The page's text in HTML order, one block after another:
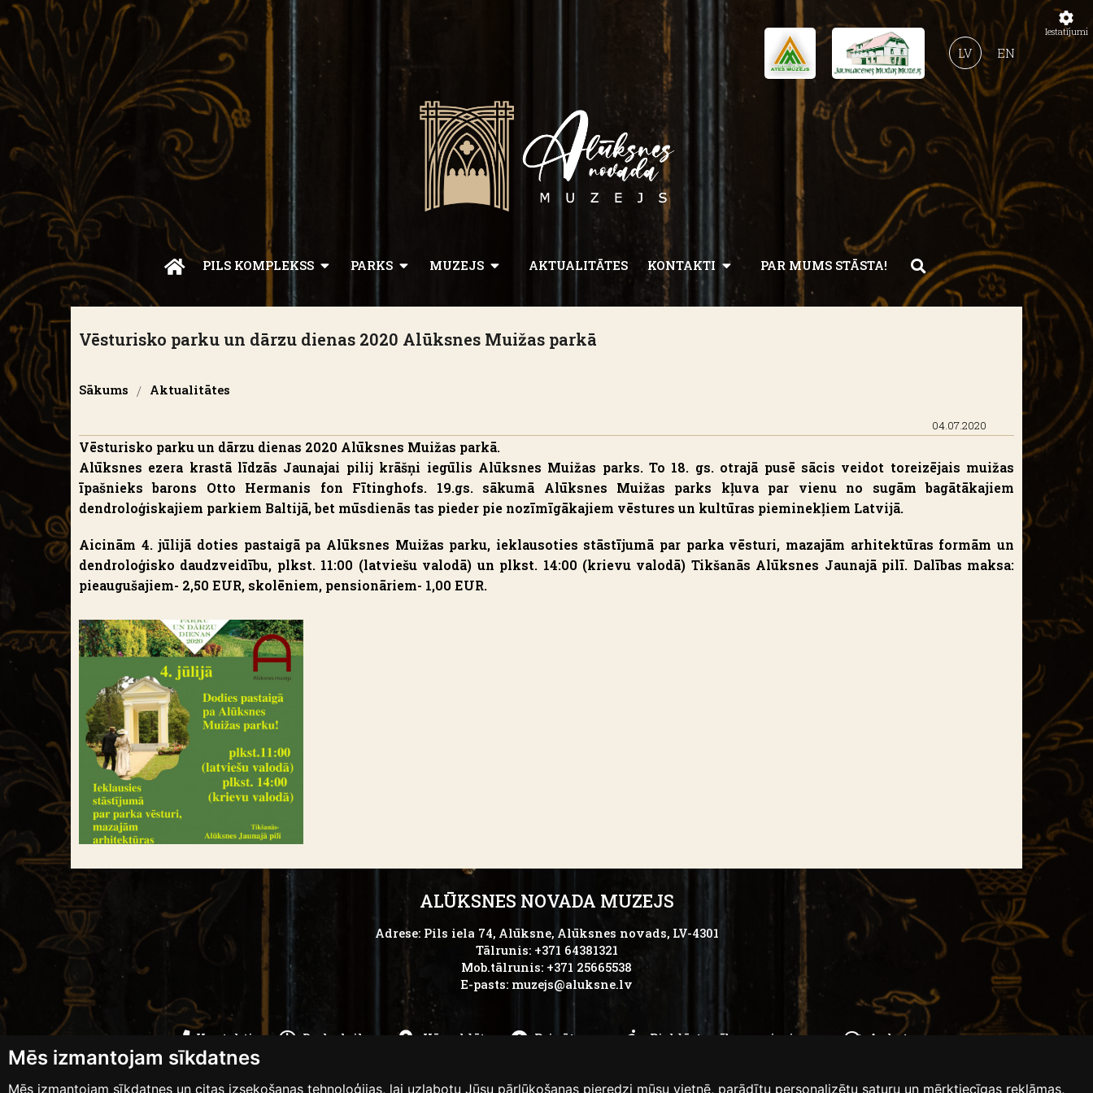
Mēs izmantojam sīkdatnes
Mēs izmantojam sīkdatnes un citas izsekošanas tehnoloģijas, lai uzlabotu Jūsu pārlūkošanas pieredzi mūsu vietnē, parādītu personalizētu saturu un mērķtiecīgas reklāmas,
EN
LV
PILS KOMPLEKSS PARKS MUZEJS AKTUALITĀTES KONTAKTI PAR MUMS STĀSTA!
Vēsturisko parku un dārzu dienas 2020 Alūksnes Muižas parkā
Sākums / Aktualitātes
04.07.2020
Vēsturisko parku un dārzu dienas 2020 Alūksnes Muižas parkā.
Alūksnes ezera krastā līdzās Jaunajai pilij krāšņi iegūlis Alūksnes Muižas parks. To 18. gs. otrajā pusē sācis veidot toreizējais muižas
īpašnieks barons Otto Hermanis fon Fītinghofs. 19.gs. sākumā Alūksnes Muižas parks kļuva par vienu no sugām bagātākajiem
dendroloģiskajiem parkiem Baltijā, bet mūsdienās tas pieder pie nozīmīgākajiem vēstures un kultūras pieminekļiem Latvijā.
Aicinām 4. jūlijā doties pastaigā pa Alūksnes Muižas parku, ieklausoties stāstījumā par parka vēsturi, mazajām arhitektūras formām un
dendroloģisko daudzveidību, plkst. 11:00 (latviešu valodā) un plkst. 14:00 (krievu valodā) Tikšanās Alūksnes Jaunajā pilī. Dalības maksa:
pieaugušajiem- 2,50 EUR, skolēniem, pensionāriem- 1,00 EUR.
ALŪKSNES NOVADA MUZEJS
Adrese: Pils iela 74, Alūksne, Alūksnes novads, LV-4301
Tālrunis: +371 64381321
Mob.tālrunis: +371 25665538
E-pasts: muzejs@aluksne.lv
Kontakti Darba laiks Kā nokļūt Privātums Piekļūstamības paziņojums Anketas
Iestatījumi